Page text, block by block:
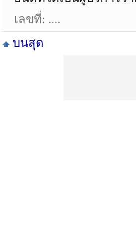
เลขที่: ....
บนสุด